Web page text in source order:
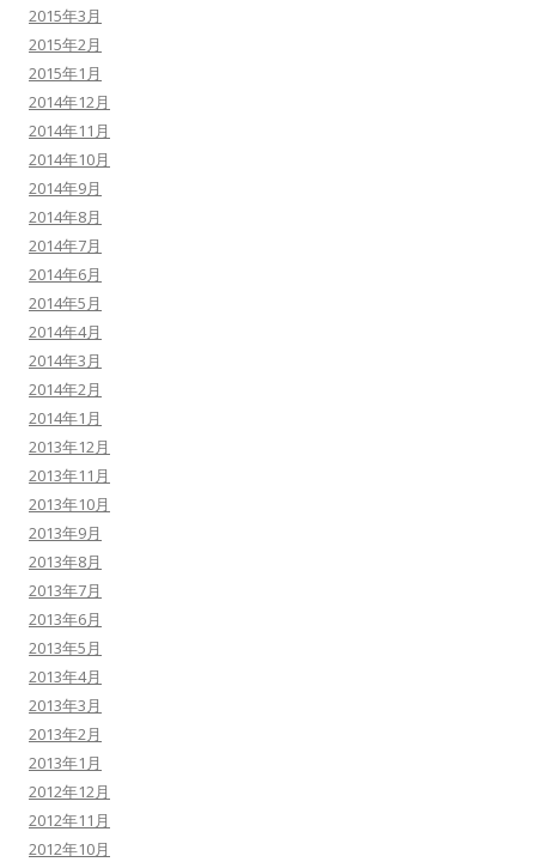
2015年3月
2015年2月
2015年1月
2014年12月
2014年11月
2014年10月
2014年9月
2014年8月
2014年7月
2014年6月
2014年5月
2014年4月
2014年3月
2014年2月
2014年1月
2013年12月
2013年11月
2013年10月
2013年9月
2013年8月
2013年7月
2013年6月
2013年5月
2013年4月
2013年3月
2013年2月
2013年1月
2012年12月
2012年11月
2012年10月